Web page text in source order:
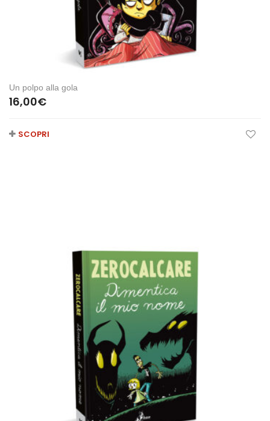
Un polpo alla gola
16,00€
SCOPRI